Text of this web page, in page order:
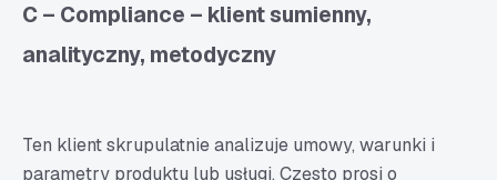
C – Compliance – klient sumienny,
analityczny, metodyczny
Ten klient skrupulatnie analizuje umowy, warunki i
parametry produktu lub usługi. Często prosi o